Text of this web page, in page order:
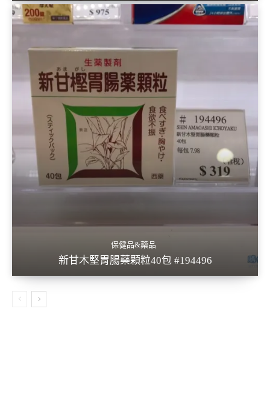
保健品&藥品
新甘木堅胃腸藥顆粒40包 #194496